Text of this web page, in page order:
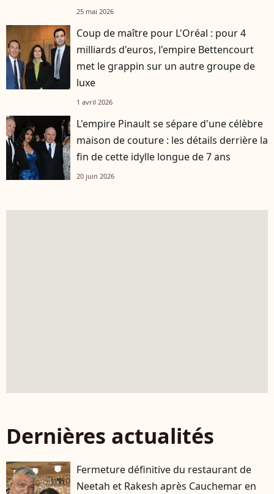
25 mai 2026
Coup de maître pour L'Oréal : pour 4
milliards d'euros, l'empire Bettencourt
met le grappin sur un autre groupe de
luxe
1 avril 2026
L'empire Pinault se sépare d'une célèbre
maison de couture : les détails derrière la
fin de cette idylle longue de 7 ans
20 juin 2026
Dernières actualités
Fermeture définitive du restaurant de
Neetah et Rakesh après Cauchemar en